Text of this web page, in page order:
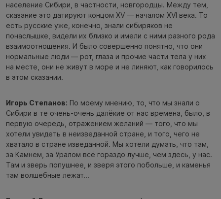
население Сибири, в частности, новгородцы. Между тем,
сказание это датируют концом XV — началом XVI века. То
есть русские уже, конечно, знали сибиряков не
понаслышке, видели их близко и имели с ними разного рода
взаимоотношения. И было совершенно понятно, что они
нормальные люди — рот, глаза и прочие части тела у них
на месте, они не живут в море и не линяют, как говорилось
в этом сказании.
Игорь Степанов: По моему мнению, то, что мы знали о
Сибири в те очень-очень далёкие от нас времена, было, в
первую очередь, отражением желаний — того, что мы
хотели увидеть в неизведанной стране, и того, чего не
хватало в стране изведанной. Мы хотели думать, что там,
за Камнем, за Уралом всё гораздо лучше, чем здесь, у нас.
Там и зверь попушнее, и зверя этого побольше, и каменья
там волшебные лежат...